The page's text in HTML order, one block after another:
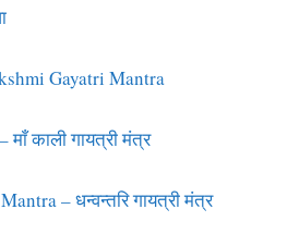
Gayatri Mantra
काली गायत्री मंत्र
– धन्वन्तरि गायत्री मंत्र